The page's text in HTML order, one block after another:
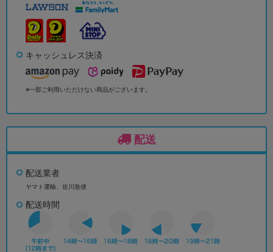
キャッシュレス決済
※一部ご利用いただけない商品がございます。
配送
配送業者
ヤマト運輸、佐川急便
配送時間